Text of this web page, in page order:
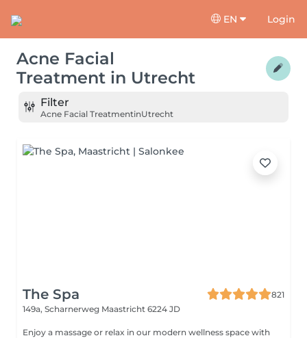
EN Login
Acne Facial
Treatment in Utrecht
Filter
Acne Facial TreatmentinUtrecht
The Spa
821
149a, Scharnerweg Maastricht 6224 JD
Enjoy a massage or relax in our modern wellness space with